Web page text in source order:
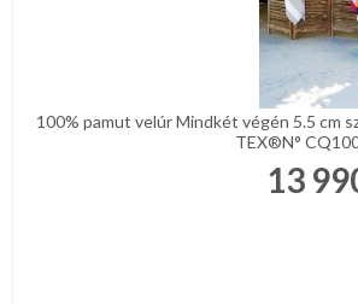
100% pamut velúr Mindkét végén 5.5 cm
TEX®N°
13